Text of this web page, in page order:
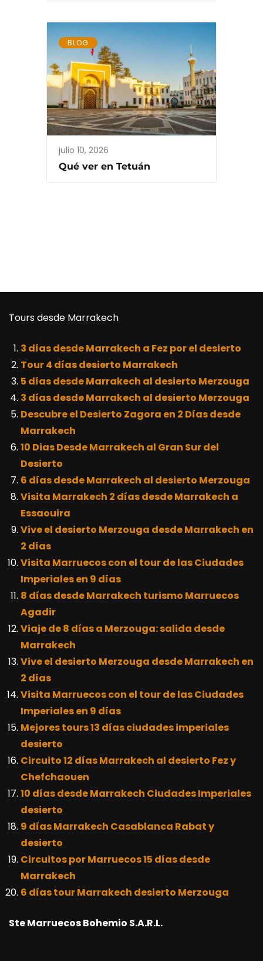
BLOG
julio 10, 2026
Qué ver en Tetuán
Tours desde Marrakech
3 días desde Marrakech a Fez por el desierto
Tour 4 días desierto Marrakech
5 días desde Marrakech al desierto Merzouga
3 días desde Marrakech al desierto Merzouga
Descubre el Desierto Zagora en 2 Días desde
Marrakech
10 Dias Desde Marrakech al Gran Sur del
Desierto
6 días desde Marrakech al desierto Merzouga
Visita Marrakech 2 días desde Marrakech a
Essaouira
Vive el desierto Merzouga desde Marrakech en
2 días
Visita Marruecos con el tour de las Ciudades
Imperiales en 9 días
8 días desde Marrakech turismo Marruecos
Agadir
Viaje de 8 días a Merzouga: salida desde
Marrakech
Vive el desierto Merzouga desde Marrakech en
2 días
Visita Marruecos con el tour de las Ciudades
Imperiales en 9 días
Mejores tours 13 días ciudades imperiales
desierto
Circuito 12 días Marrakech al desierto Fez y
Chefchaouen
10 días desde Marrakech Ciudades Imperiales
desierto
9 días Marrakech Casablanca Rabat y
desierto
Circuitos por Marruecos 15 días desde
Marrakech
6 días tour Marrakech desierto Merzouga
Ste Marruecos Bohemio S.A.R.L.